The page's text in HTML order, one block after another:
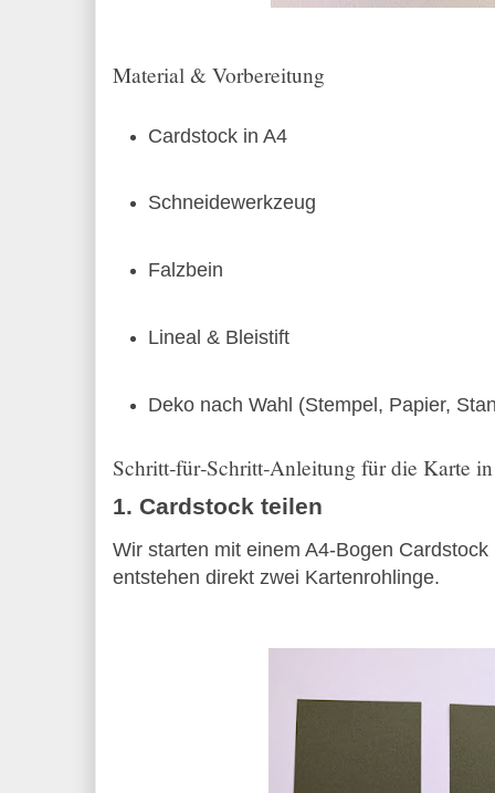
Material & Vorbereitung
Cardstock in A4
Schneidewerkzeug
Falzbein
Lineal & Bleistift
Deko nach Wahl (Stempel, Papier,
Schritt‑für‑Schritt‑Anleitung für die Karte
1. Cardstock teilen
Wir starten mit einem A4‑Bogen
entstehen direkt zwei Kartenrohlinge.